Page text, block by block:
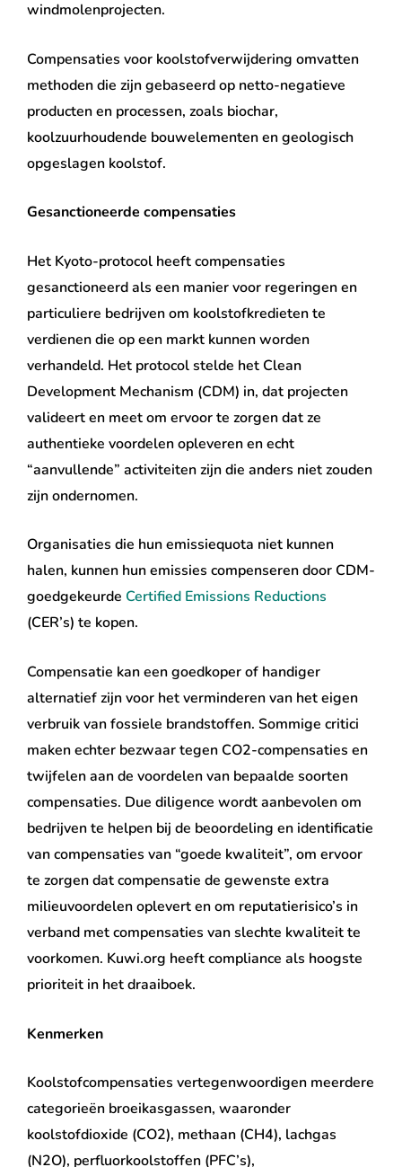
windmolenprojecten.
Compensaties voor koolstofverwijdering omvatten
methoden die zijn gebaseerd op netto-negatieve
producten en processen, zoals biochar,
koolzuurhoudende bouwelementen en geologisch
opgeslagen koolstof.
Gesanctioneerde compensaties
Het Kyoto-protocol heeft compensaties
gesanctioneerd als een manier voor regeringen en
particuliere bedrijven om koolstofkredieten te
verdienen die op een markt kunnen worden
verhandeld. Het protocol stelde het Clean
Development Mechanism (CDM) in, dat projecten
valideert en meet om ervoor te zorgen dat ze
authentieke voordelen opleveren en echt
“aanvullende” activiteiten zijn die anders niet zouden
zijn ondernomen.
Organisaties die hun emissiequota niet kunnen
halen, kunnen hun emissies compenseren door CDM-
goedgekeurde Certified Emissions Reductions
(CER’s) te kopen.
Compensatie kan een goedkoper of handiger
alternatief zijn voor het verminderen van het eigen
verbruik van fossiele brandstoffen. Sommige critici
maken echter bezwaar tegen CO2-compensaties en
twijfelen aan de voordelen van bepaalde soorten
compensaties. Due diligence wordt aanbevolen om
bedrijven te helpen bij de beoordeling en identificatie
van compensaties van “goede kwaliteit”, om ervoor
te zorgen dat compensatie de gewenste extra
milieuvoordelen oplevert en om reputatierisico’s in
verband met compensaties van slechte kwaliteit te
voorkomen. Kuwi.org heeft compliance als hoogste
prioriteit in het draaiboek.
Kenmerken
Koolstofcompensaties vertegenwoordigen meerdere
categorieën broeikasgassen, waaronder
koolstofdioxide (CO2), methaan (CH4), lachgas
(N2O), perfluorkoolstoffen (PFC’s),